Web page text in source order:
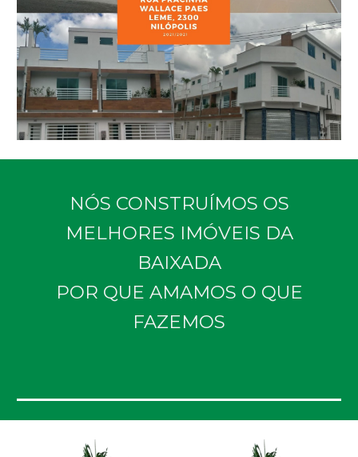
NÓS CONSTRUÍMOS OS
MELHORES IMÓVEIS DA
BAIXADA
POR QUE AMAMOS O QUE
FAZEMOS